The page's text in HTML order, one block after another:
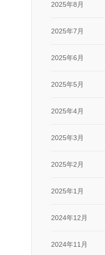
2025年8月
2025年7月
2025年6月
2025年5月
2025年4月
2025年3月
2025年2月
2025年1月
2024年12月
2024年11月